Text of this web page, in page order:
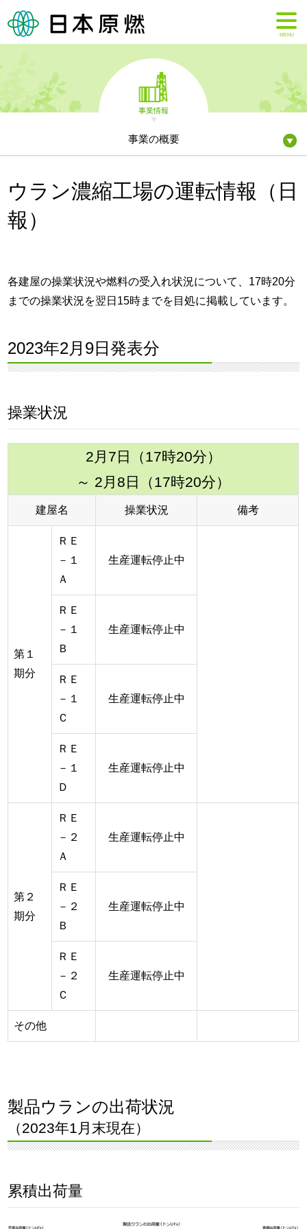
MENU
事業情報
事業の概要
ウラン濃縮工場の運転情報（日
報）
各建屋の操業状況や燃料の受入れ状況について、17時20分
までの操業状況を翌日15時までを目処に掲載しています。
2023年2月9日発表分
操業状況
2月7日（17時20分）
～ 2月8日（17時20分）
建屋名 操業状況 備考
第１
期分
ＲＥ
－１
Ａ
生産運転停止中
ＲＥ
－１
Ｂ
生産運転停止中
ＲＥ
－１
Ｃ
生産運転停止中
ＲＥ
－１
Ｄ
生産運転停止中
第２
期分
ＲＥ
－２
Ａ
生産運転停止中
ＲＥ
－２
Ｂ
生産運転停止中
ＲＥ
－２
Ｃ
生産運転停止中
その他
製品ウランの出荷状況
（2023年1月末現在）
累積出荷量